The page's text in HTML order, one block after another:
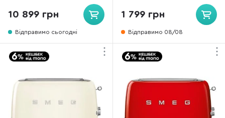
10 899 грн
Відправимо сьогодні
1 799 грн
Відправимо 08/08